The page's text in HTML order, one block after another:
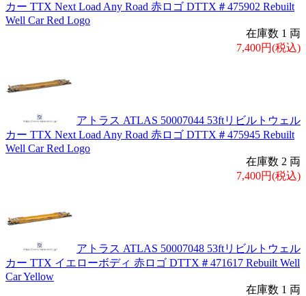
カー TTX Next Load Any Road 赤ロゴ DTTX＃475902 Rebuilt
Well Car Red Logo
在庫数 1 両
7,400円(税込)
アトラス ATLAS 50007044 53ftリビルトウェル
カー TTX Next Load Any Road 赤ロゴ DTTX＃475945 Rebuilt
Well Car Red Logo
在庫数 2 両
7,400円(税込)
アトラス ATLAS 50007048 53ftリビルトウェル
カー TTX イエローボディ 赤ロゴ DTTX＃471617 Rebuilt Well
Car Yellow
在庫数 1 両